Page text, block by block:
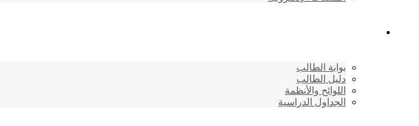
بوابة الطالب
دليل الطالب
اللوائح والأنظمة
الجداول الدراسية